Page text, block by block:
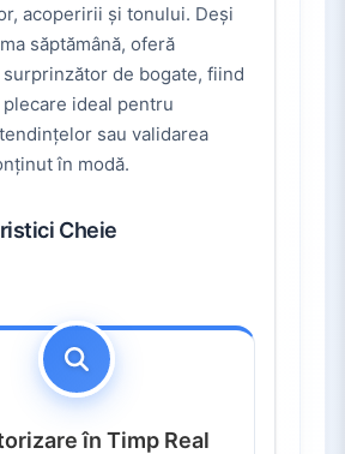
acoperirii și tonului. Deși
săptămână, oferă
de bogate, fiind
ideal pentru
sau validarea
în modă.
Cheie
în Timp Real